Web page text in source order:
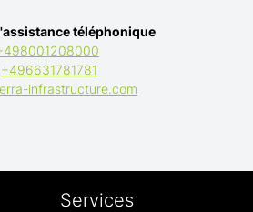
téléphonique
+496631781781
infrastructure.com
Services